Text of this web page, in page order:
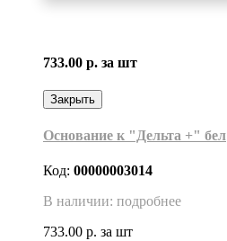
733.00 р. за шт
Закрыть
Основание к "Дельта +" бел
Код: 00000003014
В наличии: подробнее
733.00 р. за шт